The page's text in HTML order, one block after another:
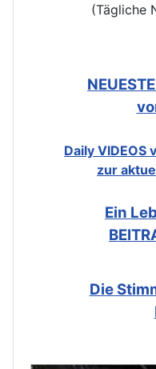
(Tägliche
Daily VIDEOS
zur
Ein
Die